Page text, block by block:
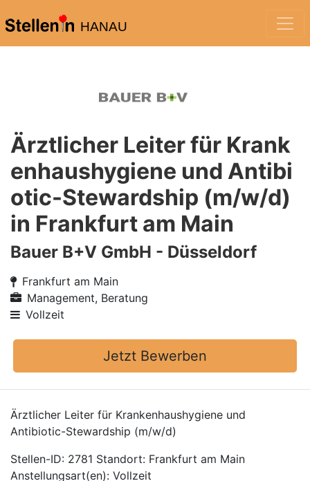
HANAU
Ärztlicher Leiter für Krank
enhaushygiene und Antibi
otic-Stewardship (m/w/d)
in Frankfurt am Main
Bauer B+V GmbH - Düsseldorf
Frankfurt am Main
Management, Beratung
Vollzeit
Jetzt Bewerben
Ärztlicher Leiter für Krankenhaushygiene und
Antibiotic-Stewardship (m/w/d)
Stellen-ID: 2781 Standort: Frankfurt am Main
Anstellungsart(en): Vollzeit